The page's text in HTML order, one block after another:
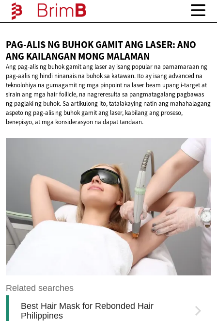
PAG-ALIS NG BUHOK GAMIT ANG LASER: ANO
ANG KAILANGAN MONG MALAMAN
Ang pag-alis ng buhok gamit ang laser ay isang popular na pamamaraan ng
pag-aalis ng hindi ninanais na buhok sa katawan. Ito ay isang advanced na
teknolohiya na gumagamit ng mga pinpoint na laser beam upang i-target at
sirain ang mga hair follicle, na nagreresulta sa pangmatagalang pagbawas
ng paglaki ng buhok. Sa artikulong ito, tatalakaying natin ang mahahalagang
aspeto ng pag-alis ng buhok gamit ang laser, kabilang ang proseso,
benepisyo, at mga konsiderasyon na dapat tandaan.